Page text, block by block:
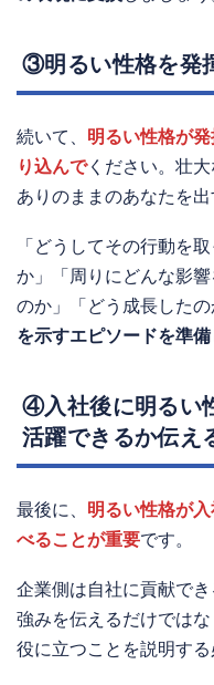
③明るい性格を発
続いて、 明るい性格が
り込んでください。壮大
ありのままのあなたを出
「どうしてその行動を
か」「周りにどんな影
のか」「どう成長したの
を示すエピソードを準備
④入社後に明るい
活躍できるか伝え
最後に、 明るい性格が
べることが重要です。
企業側は自社に貢献で
強みを伝えるだけでは
役に立つことを説明する